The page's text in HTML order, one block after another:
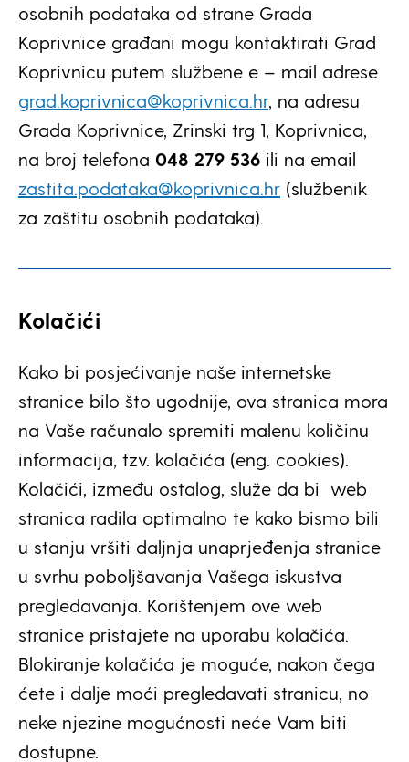
osobnih podataka od strane Grada
Koprivnice građani mogu kontaktirati Grad
Koprivnicu putem službene e – mail adrese
grad.koprivnica@koprivnica.hr, na adresu
Grada Koprivnice, Zrinski trg 1, Koprivnica,
na broj telefona 048 279 536 ili na email
zastita.podataka@koprivnica.hr (službenik
za zaštitu osobnih podataka).
Kolačići
Kako bi posjećivanje naše internetske
stranice bilo što ugodnije, ova stranica mora
na Vaše računalo spremiti malenu količinu
informacija, tzv. kolačića (eng. cookies).
Kolačići, između ostalog, služe da bi web
stranica radila optimalno te kako bismo bili
u stanju vršiti daljnja unaprjeđenja stranice
u svrhu poboljšavanja Vašega iskustva
pregledavanja. Korištenjem ove web
stranice pristajete na uporabu kolačića.
Blokiranje kolačića je moguće, nakon čega
ćete i dalje moći pregledavati stranicu, no
neke njezine mogućnosti neće Vam biti
dostupne.